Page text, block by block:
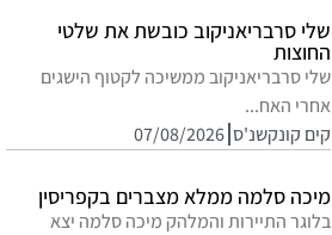
שלי סרבריאניקוב כובשת את שלטי
החוצות
שלי סרבריאניקוב ממשיכה לקטוף הישגים
אחרי האח...
קים קונקשנ'ס 07/08/2026
מיכה סלמה ממלא מצברים בקפריסין
בלוגר התיירות והמלהק מיכה סלמה יצא